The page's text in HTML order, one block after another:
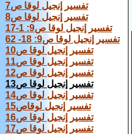
تفسير إنجيل لوقا ص7
تفسير إنجيل لوقا ص8
تفسير إنجيل لوقا ص9: 1-17
تفسير إنجيل لوقا ص9: 18- 62
تفسير إنجيل لوقا ص10
تفسير إنجيل لوقا ص11
تفسير إنجيل لوقا ص12
تفسير إنجيل لوقا ص13
تفسير إنجيل لوقا ص14
تفسير إنجيل لوقاص15
تفسير إنجيل لوقا ص16
تفسير إنجيل لوقا ص17